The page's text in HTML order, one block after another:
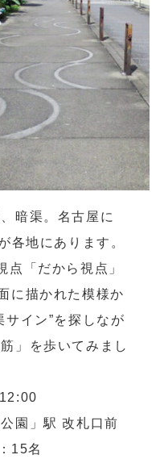
暗渠。名古屋に
各地にあります。
点「だから視点」
に描かれた模様か
サイン”を探しなが
」を歩いてみまし
園」駅 改札口前
15名